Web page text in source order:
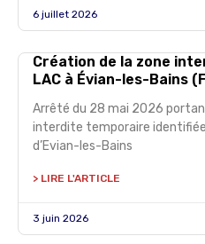
6 juillet 2026
Création de la zone
LAC à Évian-les-Bains
Arrêté du 28 mai 2026
interdite temporaire identifiée
d’Evian-les-Bains
> LIRE L'ARTICLE
3 juin 2026